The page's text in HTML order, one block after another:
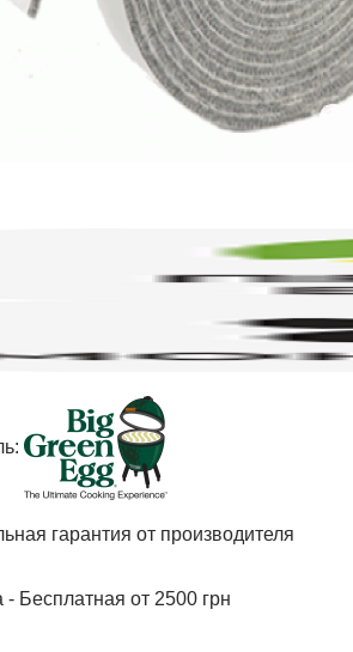
гарантия от производителя
- Бесплатная от 2500 грн